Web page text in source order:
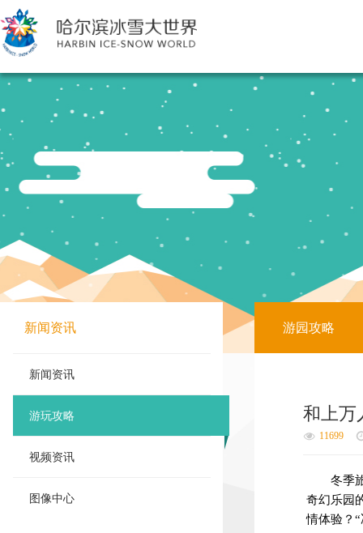
新闻资讯
新闻资讯
游玩攻略
视频资讯
图像中心
游园攻略
和上万
11699
冬季
奇幻乐园
情体验？